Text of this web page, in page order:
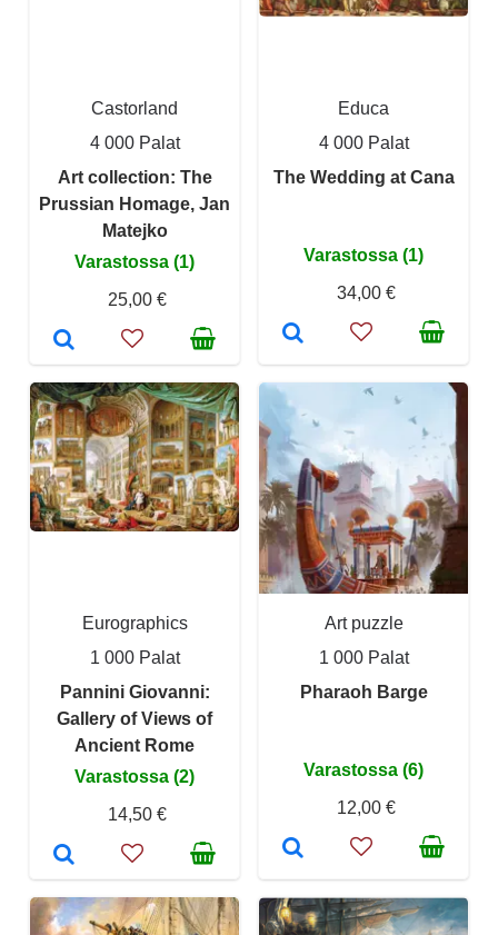
Castorland
4 000 Palat
Art collection: The
Prussian Homage, Jan
Matejko
Varastossa (1)
25,00 €
Educa
4 000 Palat
The Wedding at Cana
Varastossa (1)
34,00 €
Eurographics
1 000 Palat
Pannini Giovanni:
Gallery of Views of
Ancient Rome
Varastossa (2)
14,50 €
Art puzzle
1 000 Palat
Pharaoh Barge
Varastossa (6)
12,00 €